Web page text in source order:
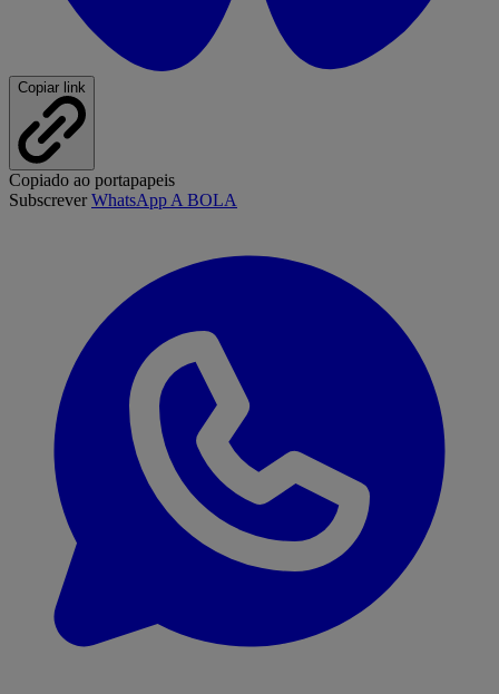
Copiar link
Copiado ao portapapeis
SubscreverWhatsApp A BOLA